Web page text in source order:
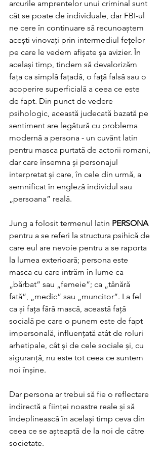
arcurile amprentelor unui criminal sunt
cât se poate de individuale, dar FBI-ul
ne cere în continuare să recunoaștem
acești vinovați prin intermediul fețelor
pe care le vedem afișate șa avizier. În
același timp, tindem să devalorizăm
fața ca simplă fațadă, o față falsă sau o
acoperire superficială a ceea ce este
de fapt. Din punct de vedere
psihologic, această judecată bazată pe
sentiment are legătură cu problema
modernă a persona - un cuvânt latin
pentru masca purtată de actorii romani,
dar care însemna și personajul
interpretat și care, în cele din urmă, a
semnificat în engleză individul sau
„persoana” reală.
Jung a folosit termenul latin PERSONA
pentru a se referi la structura psihică de
care eul are nevoie pentru a se raporta
la lumea exterioară; persona este
masca cu care intrăm în lume ca
„bărbat” sau „femeie”; ca „tânără
fată”, „medic” sau „muncitor”. La fel
ca și fața fără mască, această față
socială pe care o punem este de fapt
impersonală, influențată atât de roluri
arhetipale, cât și de cele sociale și, cu
siguranță, nu este tot ceea ce suntem
noi înșine.
Dar persona ar trebui să fie o reflectare
indirectă a ființei noastre reale și să
îndeplinească în același timp ceva din
ceea ce se așteaptă de la noi de către
societate.